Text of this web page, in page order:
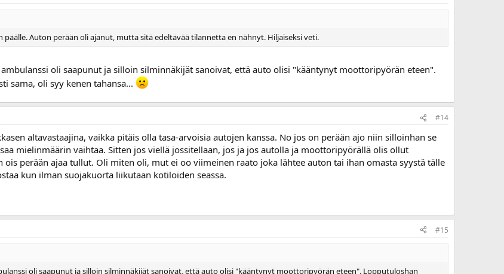
Auton perään oli ajanut, mutta sitä edeltävää tilannetta en nähnyt. Hiljaiseksi veti.
oli saapunut ja silloin silminnäkijät sanoivat, että auto olisi "kääntynyt moottoripyörän eteen".
sama, oli syy kenen tahansa...
#14
altavastaajina, vaikka pitäis olla tasa-arvoisia autojen kanssa. No jos on perään ajo niin silloinhan se
mielinmäärin vaihtaa. Sitten jos viellä jossitellaan, jos ja jos autolla ja moottoripyörällä olis ollut
perään ajaa tullut. Oli miten oli, mut ei oo viimeinen raato joka lähtee auton tai ihan omasta syystä tälle
kun ilman suojakuorta liikutaan kotiloiden seassa.
#15
oli saapunut ja silloin silminnäkijät sanoivat, että auto olisi "kääntynyt moottoripyörän eteen". Lopputuloshan